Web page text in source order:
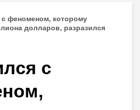
с феноменом, которому
долларов, разразился
с